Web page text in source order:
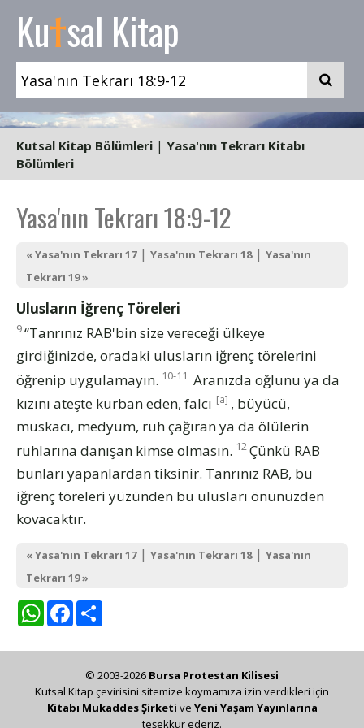
Kutsal Kitap
Kutsal Kitap Bölümleri | Yasa'nın Tekrarı Kitabı
Bölümleri
Yasa'nın Tekrarı 18:9-12
« Yasa'nın Tekrarı 17| Yasa'nın Tekrarı 18| Yasa'nın
Tekrarı 19 »
Ulusların İğrenç Töreleri
9“Tanrınız RAB'bin size vereceği ülkeye
girdiğinizde, oradaki ulusların iğrenç törelerini
öğrenip uygulamayın. 10-11 Aranızda oğlunu ya da
kızını ateşte kurban eden, falcı [a] , büyücü,
muskacı, medyum, ruh çağıran ya da ölülerin
ruhlarına danışan kimse olmasın. 12Çünkü RAB
bunları yapanlardan tiksinir. Tanrınız RAB, bu
iğrenç töreleri yüzünden bu ulusları önünüzden
kovacaktır.
« Yasa'nın Tekrarı 17| Yasa'nın Tekrarı 18| Yasa'nın
Tekrarı 19 »
WhatsAppFacebook
© 2003-2026 Bursa Protestan Kilisesi
Kutsal Kitap çevirisini sitemize koymamıza izin verdikleri için
Kitabı Mukaddes Şirketi ve Yeni Yaşam Yayınlarına
teşekkür ederiz.